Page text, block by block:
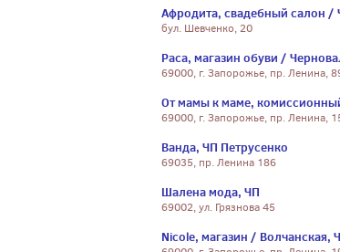
Афродита, свадебный салон /
бул. Шевченко, 20
Раса, магазин обуви /
69000, г. Запорожье, пр. Ленина,
От мамы к маме,
69000, г. Запорожье, пр. Ленина,
Ванда, ЧП Петрусенко
69035, пр. Ленина 186
Шалена мода, ЧП
69002, ул. Грязнова 45
Nicole, магазин / Волчанская,